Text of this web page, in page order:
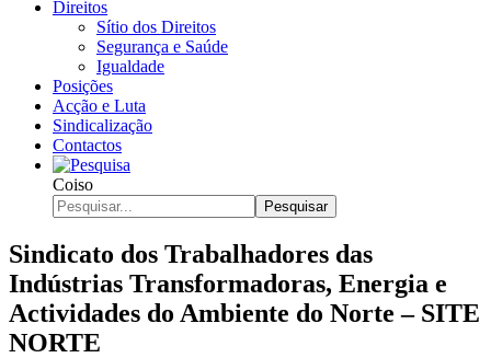
Direitos
Sítio dos Direitos
Segurança e Saúde
Igualdade
Posições
Acção e Luta
Sindicalização
Contactos
Coiso
Pesquisar
Sindicato dos Trabalhadores das
Indústrias Transformadoras, Energia e
Actividades do Ambiente do Norte – SITE
NORTE